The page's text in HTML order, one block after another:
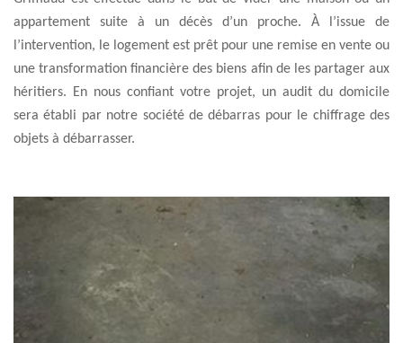
appartement suite à un décès d’un proche. À l’issue de
l’intervention, le logement est prêt pour une remise en vente ou
une transformation financière des biens afin de les partager aux
héritiers. En nous confiant votre projet, un audit du domicile
sera établi par notre société de débarras pour le chiffrage des
objets à débarrasser.